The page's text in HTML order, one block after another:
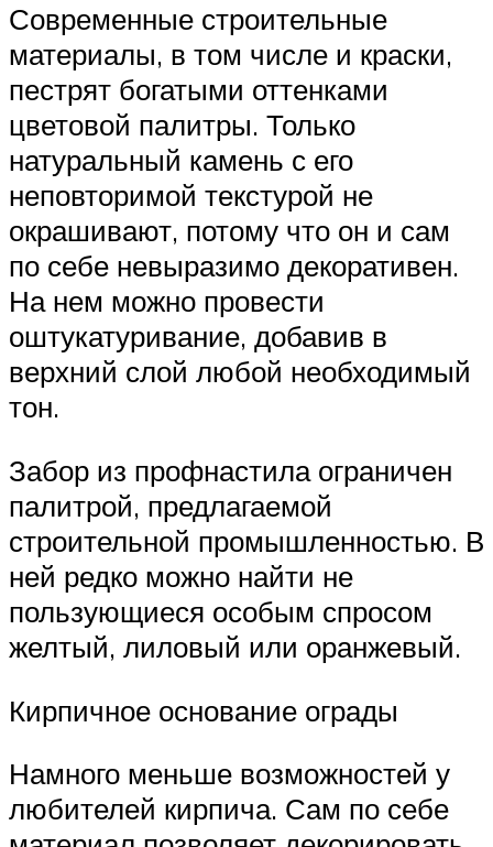
Современные строительные
материалы, в том числе и краски,
пестрят богатыми оттенками
цветовой палитры. Только
натуральный камень с его
неповторимой текстурой не
окрашивают, потому что он и сам
по себе невыразимо декоративен.
На нем можно провести
оштукатуривание, добавив в
верхний слой любой необходимый
тон.
Забор из профнастила ограничен
палитрой, предлагаемой
строительной промышленностью. В
ней редко можно найти не
пользующиеся особым спросом
желтый, лиловый или оранжевый.
Кирпичное основание ограды
Намного меньше возможностей у
любителей кирпича. Сам по себе